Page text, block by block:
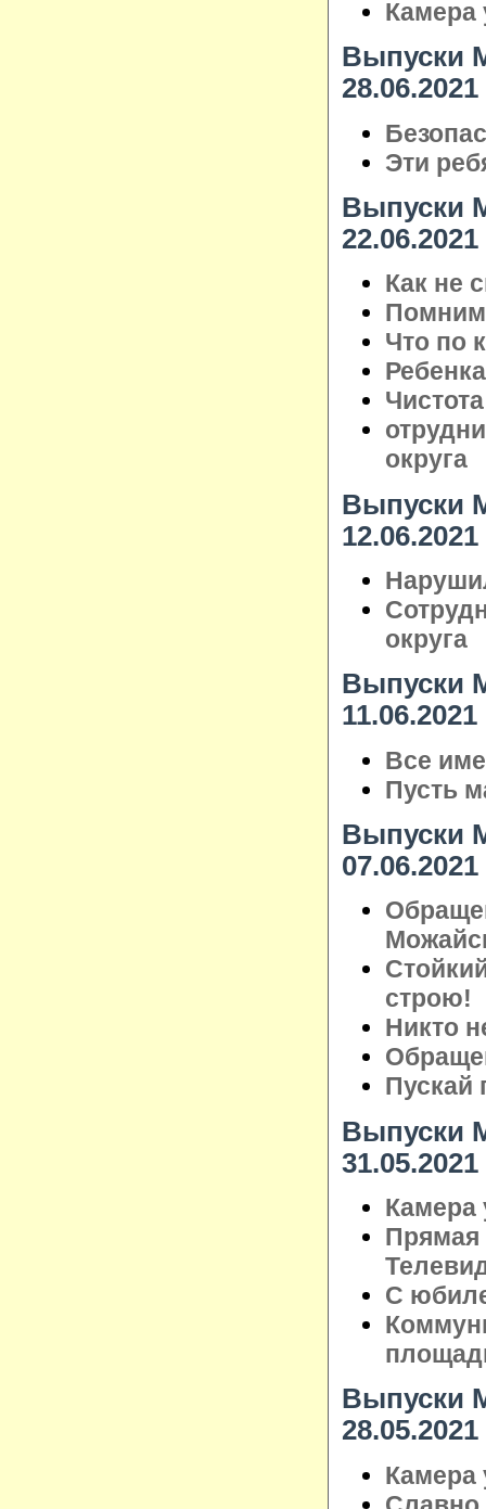
Камера
Выпуски
28.06.2021
Эти
Выпуски
22.06.2021
Как не
Помним
Что по
округа
Выпуски
12.06.2021
округа
Выпуски
11.06.2021
Все
Пусть
Выпуски
07.06.2021
строю!
Никто
Пускай
Выпуски
31.05.2021
Камера
Прямая
С
Выпуски
28.05.2021
Камера